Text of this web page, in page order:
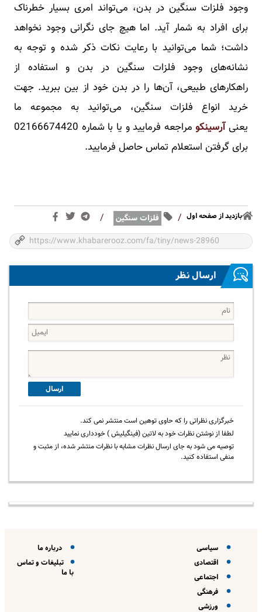
وجود فلزات سنگین در بدن، می‌تواند امری بسیار خطرناک
برای افراد به شمار آید. اما هیچ جای نگرانی وجود نخواهد
داشت؛ شما می‌توانید با رعایت نکات ذکر شده و توجه به
نشانه‌های وجود فلزات سنگین در بدن و استفاده از
راهکارهای طبیعی، آن‌ها را در بدن خود از بین ببرید. جهت
خرید انواع فلزات سنگین، می‌توانید به مجموعه ما
یعنیآرسینکو
مراجعه فرمایید و یا با شماره 02166674420
برای گرفتن استعلام تماس حاصل فرمایید.
بازدید از صفحه اول / فلزات سنگین /
ارسال نظر
ارسال
خبرگزاری نظراتی را که حاوی توهین است منتشر نمی کند.
لطفا از نوشتن نظرات خود به لاتین (فینگیلیش ) خودداری نمایید
توصیه می شود به جای ارسال نظرات مشابه با نظرات منتشر شده، از مثبت و
منفی استفاده کنید.
سیاسی
اقتصادی
اجتماعی
فرهنگی
ورزشی
درباره ما
تبلیغات و تماس
با ما